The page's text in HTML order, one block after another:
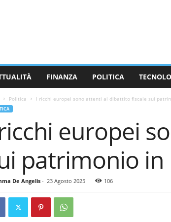
FINANZA POLITICA
Politica I ricchi europei sono attenti al dibattito fiscale sui
europei
patrimonio in
De Angelis- 23 Agosto 2025 106